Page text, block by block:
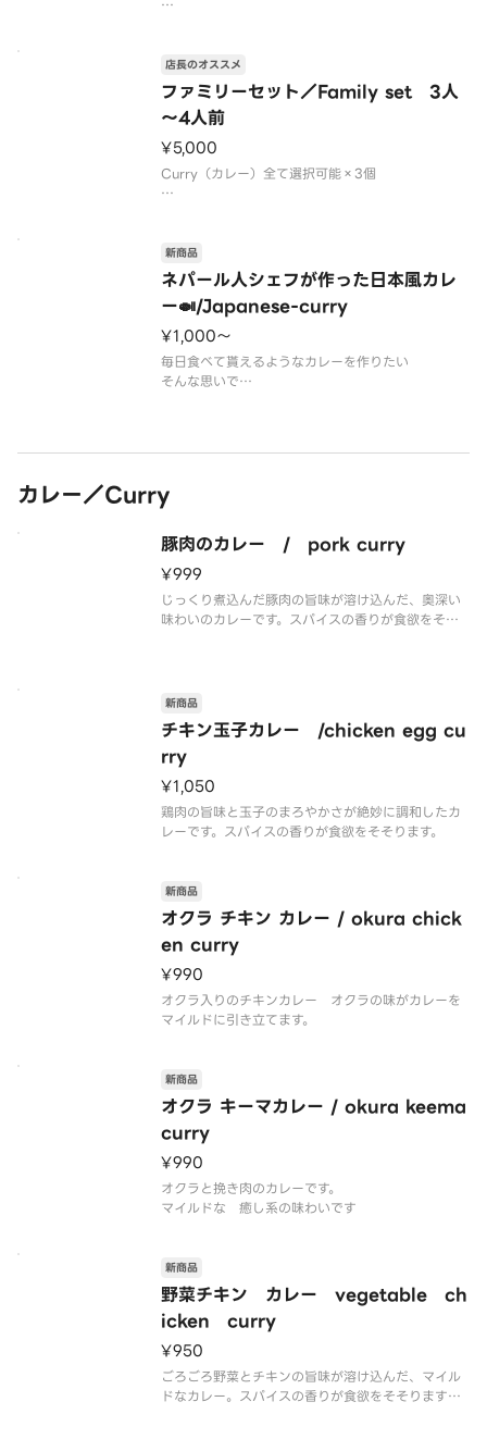
そんな料理を今回 お試しセットとして
デビューさせてみました。
単品で選んで頂くよりも500円位 お得なセットで
す。
セット内
ファミリーセット／Family set 3人
～4人前
店長のオススメ
¥5,000
Curry（カレー）全て選択可能×3個
タンドリーチキン×3個
・シーカバブ×3個
サービスドリンク×3本 若しくはラッシー等は特別
価格です
・チョイスナン×2個
ネパール人シェフが作った日本風カレ
ー🍛/Japanese-curry
新商品
¥1,000〜
毎日食べて貰えるようなカレーを作りたい
そんな思いで
カレー／Curry
豚肉のカレー / pork curry
¥999
じっくり煮込んだ豚肉の旨味が溶け込んだ、奥深い
味わいのカレーです。スパイスの香りが食欲をそそ
チキン玉子カレー /chicken egg cu
rry
新商品
¥1,050
鶏肉の旨味と玉子のまろやかさが絶妙に調和したカ
オクラ チキン カレー / okura chick
en curry
新商品
¥990
オクラ入りのチキンカレー オクラの味がカレーを
マイルドに引き立てます。
オクラ キーマカレー / okura keema
curry
新商品
¥990
オクラと挽き肉のカレーです。
マイルドな 癒し系の味わいです
野菜チキン カレー vegetable ch
icken curry
新商品
¥950
ごろごろ野菜とチキンの旨味が溶け込んだ、マイル
ドなカレー。スパイスの香りが食欲をそそります。